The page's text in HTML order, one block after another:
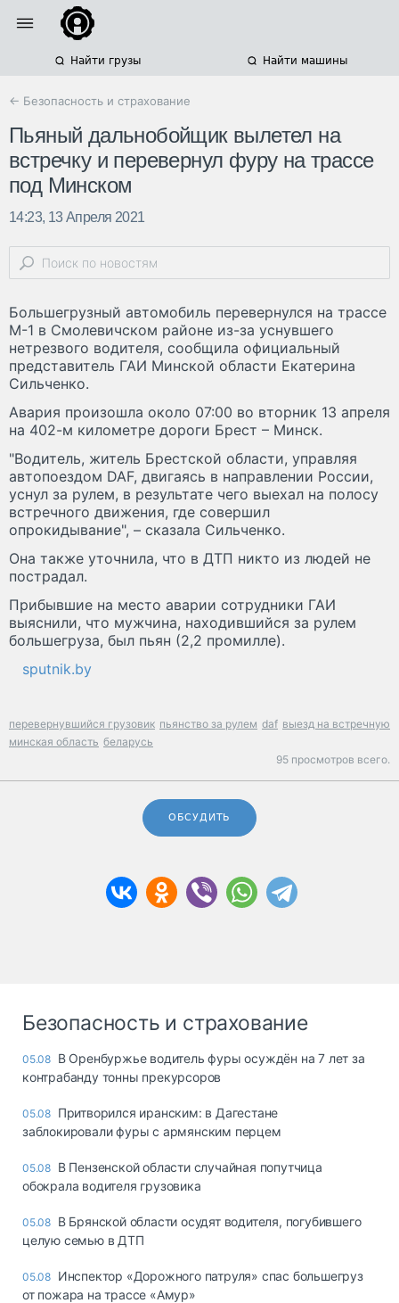
Найти грузы Найти машины
← Безопасность и страхование
Пьяный дальнобойщик вылетел на
встречку и перевернул фуру на трассе
под Минском
14:23, 13 Апреля 2021
Большегрузный автомобиль перевернулся на трассе
М-1 в Смолевичском районе из-за уснувшего
нетрезвого водителя, сообщила официальный
представитель ГАИ Минской области Екатерина
Сильченко.
Авария произошла около 07:00 во вторник 13 апреля
на 402-м километре дороги Брест – Минск.
"Водитель, житель Брестской области, управляя
автопоездом DAF, двигаясь в направлении России,
уснул за рулем, в результате чего выехал на полосу
встречного движения, где совершил
опрокидывание", – сказала Сильченко.
Она также уточнила, что в ДТП никто из людей не
пострадал.
Прибывшие на место аварии сотрудники ГАИ
выяснили, что мужчина, находившийся за рулем
большегруза, был пьян (2,2 промилле).
sputnik.by
перевернувшийся грузовик пьянство за рулем daf выезд на встречную
минская область беларусь
95 просмотров всего.
ОБСУДИТЬ
Безопасность и страхование
05.08 В Оренбуржье водитель фуры осуждён на 7 лет за
контрабанду тонны прекурсоров
05.08 Притворился иранским: в Дагестане
заблокировали фуры с армянским перцем
05.08 В Пензенской области случайная попутчица
обокрала водителя грузовика
05.08 В Брянской области осудят водителя, погубившего
целую семью в ДТП
05.08 Инспектор «Дорожного патруля» спас большегруз
от пожара на трассе «Амур»